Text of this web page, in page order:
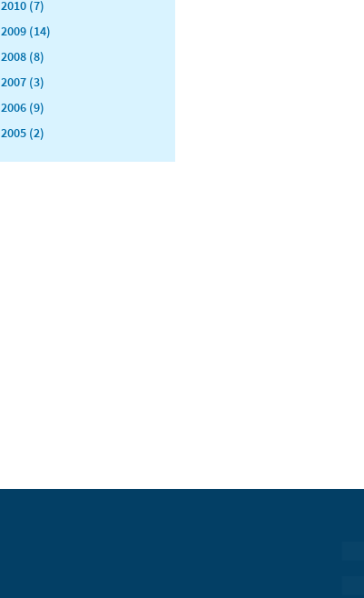
2010 (7)
2009 (14)
2008 (8)
2007 (3)
2006 (9)
2005 (2)